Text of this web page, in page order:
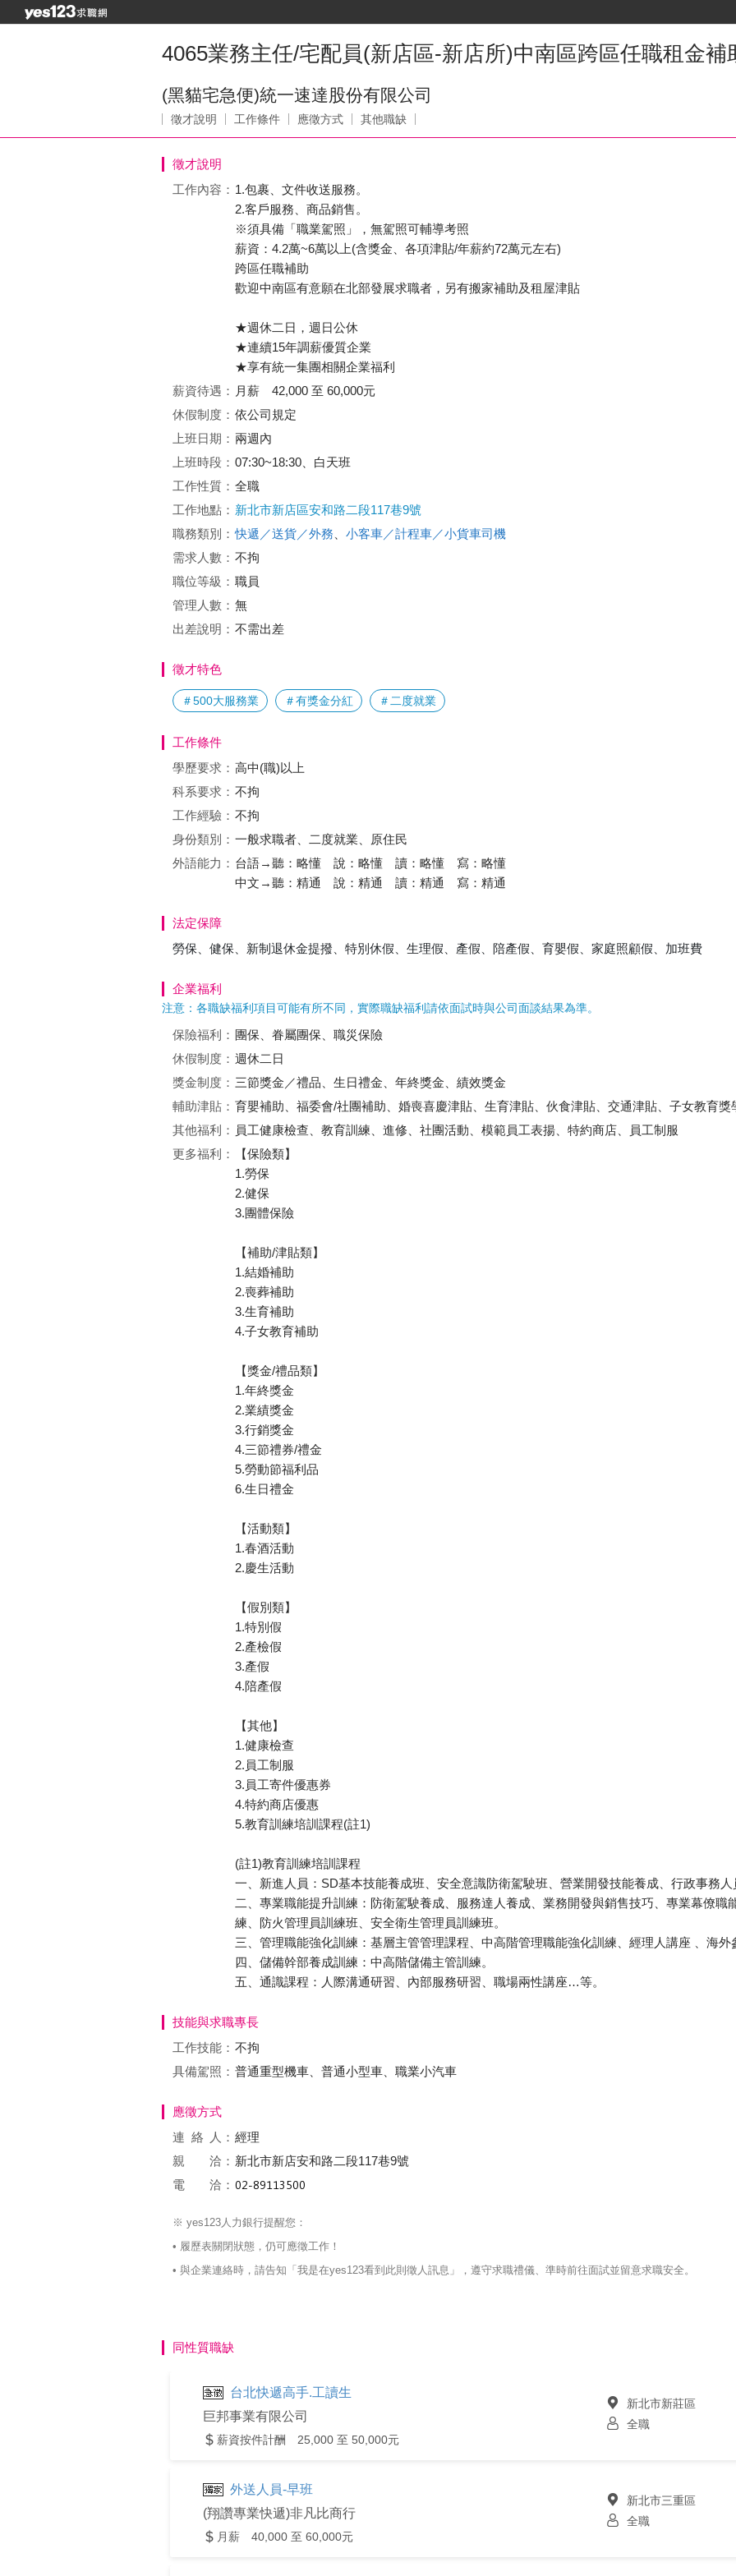
4065業務主任/宅配員(新店區-新店所)中南區跨區任職租金補
(黑貓宅急便)統一速達股份有限公司
徵才說明 工作條件 應徵方式 其他職缺
徵才說明
工作內容： 1.包裹、文件收送服務。
2.客戶服務、商品銷售。
※須具備「職業駕照」，無駕照可輔導考照
薪資：4.2萬~6萬以上(含獎金、各項津貼/年薪約72萬元左右)
跨區任職補助
歡迎中南區有意願在北部發展求職者，另有搬家補助及租屋津貼
★週休二日，週日公休
★連續15年調薪優質企業
★享有統一集團相關企業福利
薪資待遇： 月薪 42,000 至 60,000元
休假制度： 依公司規定
上班日期： 兩週內
上班時段： 07:30~18:30、白天班
工作性質： 全職
工作地點： 新北市新店區安和路二段117巷9號
職務類別： 快遞／送貨／外務
小客車／計程車／小貨車司機
需求人數： 不拘
職位等級： 職員
管理人數： 無
出差說明： 不需出差
徵才特色
＃500大服務業 ＃有獎金分紅 ＃二度就業
工作條件
學歷要求： 高中(職)以上
科系要求： 不拘
工作經驗： 不拘
身份類別： 一般求職者、二度就業、原住民
外語能力： 台語→聽：略懂 說：略懂 讀：略懂 寫：略懂
中文→聽：精通 說：精通 讀：精通 寫：精通
法定保障
勞保、健保、新制退休金提撥、特別休假、生理假、產假、陪產假、育嬰假、家庭照顧假、加班費
企業福利
注意：各職缺福利項目可能有所不同，實際職缺福利請依面試時與公司面談結果為準。
保險福利： 團保、眷屬團保、職災保險
休假制度： 週休二日
獎金制度： 三節獎金／禮品、生日禮金、年終獎金、績效獎金
輔助津貼： 育嬰補助、福委會/社團補助、婚喪喜慶津貼、生育津貼、伙食津貼、交通津貼、子女教育獎
其他福利： 員工健康檢查、教育訓練、進修、社團活動、模範員工表揚、特約商店、員工制服
更多福利：
【保險類】
1.勞保
2.健保
3.團體保險
【補助/津貼類】
1.結婚補助
2.喪葬補助
3.生育補助
4.子女教育補助
【獎金/禮品類】
1.年終獎金
2.業績獎金
3.行銷獎金
4.三節禮券/禮金
5.勞動節福利品
6.生日禮金
【活動類】
1.春酒活動
2.慶生活動
【假別類】
1.特別假
2.產檢假
3.產假
4.陪產假
【其他】
1.健康檢查
2.員工制服
3.員工寄件優惠券
4.特約商店優惠
5.教育訓練培訓課程(註1)
(註1)教育訓練培訓課程
一、新進人員：SD基本技能養成班、安全意識防衛駕駛班、營業開發技能養成、行政事務人
二、專業職能提升訓練：防衛駕駛養成、服務達人養成、業務開發與銷售技巧、專業幕僚職
練、防火管理員訓練班、安全衛生管理員訓練班。
三、管理職能強化訓練：基層主管管理課程、中高階管理職能強化訓練、經理人講座 、海外
四、儲備幹部養成訓練：中高階儲備主管訓練。
五、通識課程：人際溝通研習、內部服務研習、職場兩性講座…等。
技能與求職專長
工作技能： 不拘
具備駕照： 普通重型機車、普通小型車、職業小汽車
應徵方式
連絡
人： 經理
親 洽： 新北市新店安和路二段117巷9號
電 洽：
※ yes123人力銀行提醒您：
• 履歷表關閉狀態，仍可應徵工作！
• 與企業連絡時，請告知「我是在yes123看到此則徵人訊息」，遵守求職禮儀、準時前往面試並留意求職安全。
同性質職缺
台北快遞高手.工讀生
巨邦事業有限公司
薪資按件計酬 25,000 至 50,000元
新北市新莊區
全職
外送人員-早班
(翔讚專業快遞)非凡比商行
月薪 40,000 至 60,000元
新北市三重區
全職